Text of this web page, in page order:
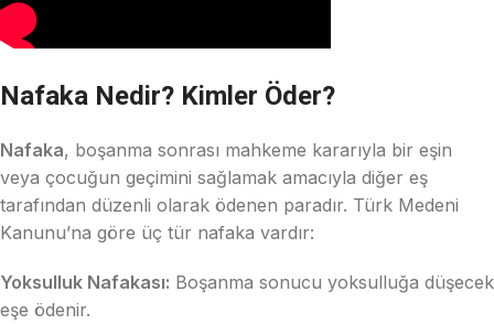
Nafaka Nedir? Kimler Öder?
Nafaka, boşanma sonrası mahkeme kararıyla bir eşin
veya çocuğun geçimini sağlamak amacıyla diğer eş
tarafından düzenli olarak ödenen paradır. Türk Medeni
Kanunu’na göre üç tür nafaka vardır:
Yoksulluk Nafakası: Boşanma sonucu yoksulluğa düşecek
eşe ödenir.